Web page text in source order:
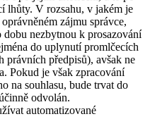
lhůty. V rozsahu, v jakém je
zájmu správce,
nezbytnou k prosazování
do uplynutí promlčecích
právních předpisů), avšak ne
Pokud je však zpracování
na souhlasu, bude trvat do
odvolán.
automatizované